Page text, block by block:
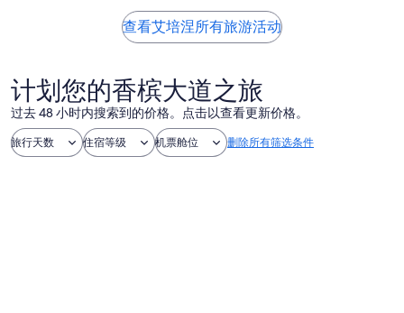
查看艾培涅所有旅游活动
计划您的香槟大道之旅
过去 48 小时内搜索到的价格。点击以查看更新价格。
旅行天数 住宿等级 机票舱位 删除所有筛选条件